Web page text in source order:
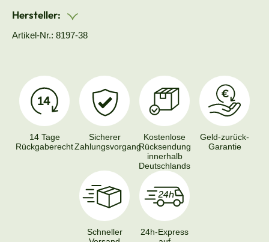
Hersteller:
Artikel-Nr.: 8197-38
14 Tage
Rückgaberecht
Sicherer
Zahlungsvorgang
Kostenlose
Rücksendung
innerhalb
Deutschlands
Geld-zurück-
Garantie
Schneller
24h-Express